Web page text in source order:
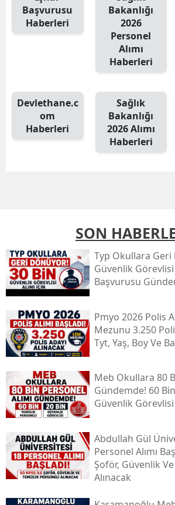
Başvurusu
Haberleri
Bakanlığı
2026
Personel
Alımı
Haberleri
Devlethane.c
om
Haberleri
Sağlık
Bakanlığı
2026 Alımı
Haberleri
SON
Typ Okullara Geri
Güvenlik Görevlisi
Başvurusu
Pmyo 2026 Polis
Mezunu 3.250
Tyt, Yaş, Boy Ve
Meb Okullara 80
Gündemde! 60
Güvenlik
Abdullah Gül
Personel Alımı
Şoför, Güvenlik
Alınacak